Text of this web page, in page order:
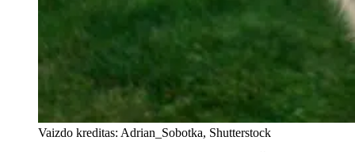
Vaizdo kreditas: Adrian_Sobotka, Shutterstock